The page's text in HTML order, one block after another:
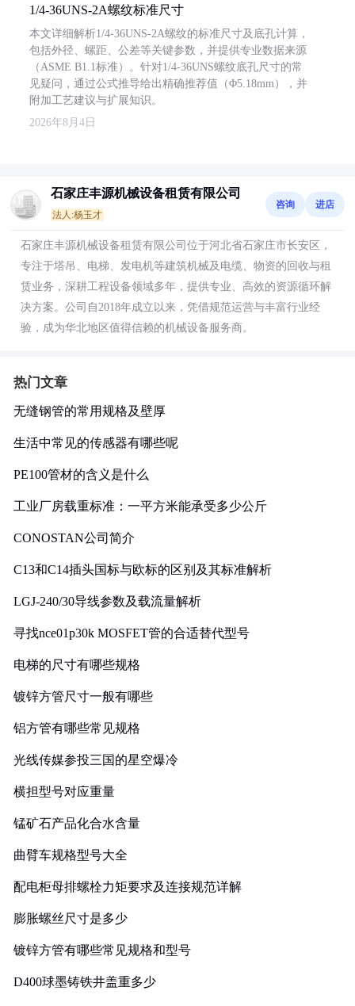
1/4-36UNS-2A螺纹标准尺寸
本文详细解析1/4-36UNS-2A螺纹的标准尺寸及底孔计算，
包括外径、螺距、公差等关键参数，并提供专业数据来源
（ASME B1.1标准）。针对1/4-36UNS螺纹底孔尺寸的常
见疑问，通过公式推导给出精确推荐值（Φ5.18mm），并
附加工艺建议与扩展知识。
2026年8月4日
石家庄丰源机械设备租赁有限公司
法人:杨玉才
咨询 进店
石家庄丰源机械设备租赁有限公司位于河北省石家庄市长安区，
专注于塔吊、电梯、发电机等建筑机械及电缆、物资的回收与租
赁业务，深耕工程设备领域多年，提供专业、高效的资源循环解
决方案。公司自2018年成立以来，凭借规范运营与丰富行业经
验，成为华北地区值得信赖的机械设备服务商。
热门文章
无缝钢管的常用规格及壁厚
生活中常见的传感器有哪些呢
PE100管材的含义是什么
工业厂房载重标准：一平方米能承受多少公斤
CONOSTAN公司简介
C13和C14插头国标与欧标的区别及其标准解析
LGJ-240/30导线参数及载流量解析
寻找nce01p30k MOSFET管的合适替代型号
电梯的尺寸有哪些规格
镀锌方管尺寸一般有哪些
铝方管有哪些常见规格
光线传媒参投三国的星空爆冷
横担型号对应重量
锰矿石产品化合水含量
曲臂车规格型号大全
配电柜母排螺栓力矩要求及连接规范详解
膨胀螺丝尺寸是多少
镀锌方管有哪些常见规格和型号
D400球墨铸铁井盖重多少